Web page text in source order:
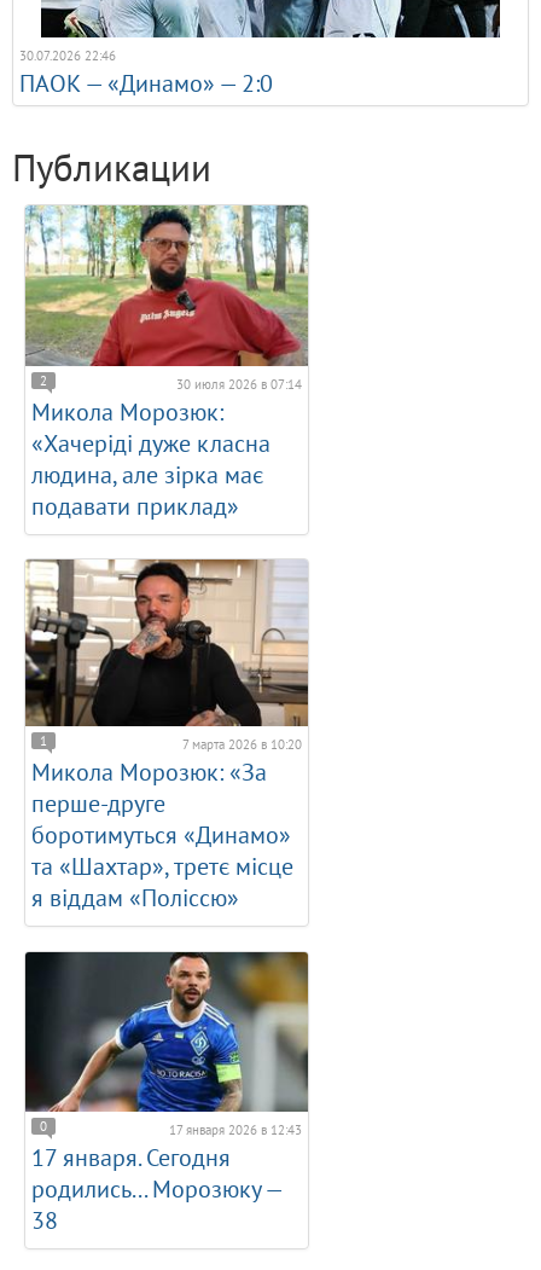
30.07.2026 22:46
ПАОК — «Динамо» — 2:0
Публикации
2 30 июля 2026 в 07:14
Микола Морозюк:
«Хачеріді дуже класна
людина, але зірка має
подавати приклад»
1 7 марта 2026 в 10:20
Микола Морозюк: «За
перше-друге
боротимуться «Динамо»
та «Шахтар», третє місце
я віддам «Поліссю»
0 17 января 2026 в 12:43
17 января. Сегодня
родились... Морозюку —
38